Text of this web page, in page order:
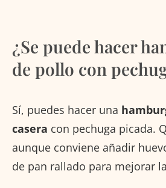
¿Se puede hacer
de pollo con
Sí, puedes hacer una
casera con pechuga picada.
aunque conviene añadir
de pan rallado para mejorar